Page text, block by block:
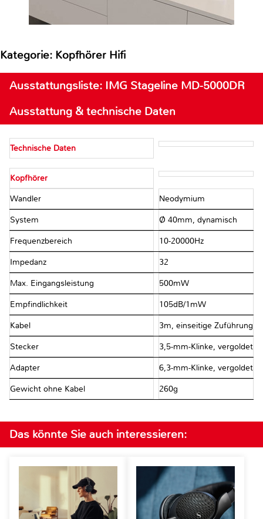
Kategorie: Kopfhörer Hifi
Ausstattungsliste: IMG Stageline MD-5000DR
Ausstattung & technische Daten
Technische Daten
Kopfhörer
Wandler Neodymium
System Ø 40mm, dynamisch
Frequenzbereich 10-20000Hz
Impedanz 32Ω
Max. Eingangsleistung 500mW
Empfindlichkeit 105dB/1mW
Kabel 3m, einseitige Zuführung
Stecker 3,5-mm-Klinke, vergoldet
Adapter 6,3-mm-Klinke, vergoldet
Gewicht ohne Kabel 260g
Das könnte Sie auch interessieren: